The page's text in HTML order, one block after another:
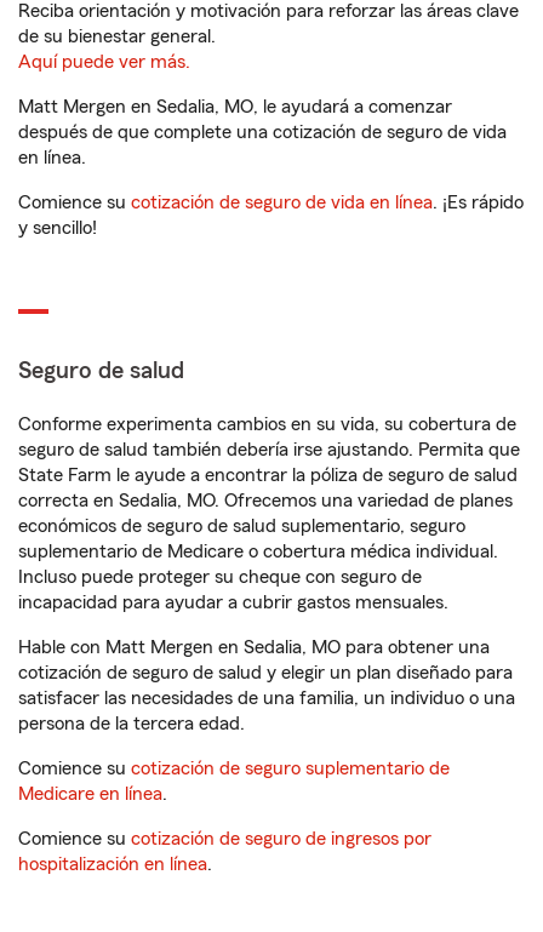
Reciba orientación y motivación para reforzar las áreas clave
de su bienestar general.
Aquí puede ver más.
Matt Mergen en Sedalia, MO, le ayudará a comenzar
después de que complete una cotización de seguro de vida
en línea.
Comience su cotización de seguro de vida en línea. ¡Es rápido
y sencillo!
Seguro de salud
Conforme experimenta cambios en su vida, su cobertura de
seguro de salud también debería irse ajustando. Permita que
State Farm le ayude a encontrar la póliza de seguro de salud
correcta en Sedalia, MO. Ofrecemos una variedad de planes
económicos de seguro de salud suplementario, seguro
suplementario de Medicare o cobertura médica individual.
Incluso puede proteger su cheque con seguro de
incapacidad para ayudar a cubrir gastos mensuales.
Hable con Matt Mergen en Sedalia, MO para obtener una
cotización de seguro de salud y elegir un plan diseñado para
satisfacer las necesidades de una familia, un individuo o una
persona de la tercera edad.
Comience su cotización de seguro suplementario de
Medicare en línea.
Comience su cotización de seguro de ingresos por
hospitalización en línea.